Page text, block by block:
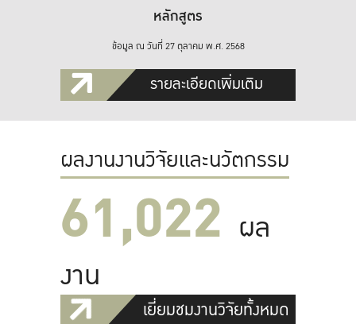
หลักสูตร
ข้อมูล ณ วันที่ 27 ตุลาคม พ.ศ. 2568
รายละเอียดเพิ่มเติม
ผลงานงานวิจัยและนวัตกรรม
61,022 ผล
งาน
เยี่ยมชมงานวิจัยทั้งหมด